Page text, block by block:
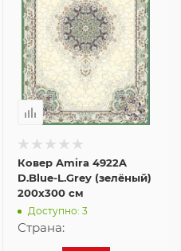
Ковер Amira 4922A
D.Blue-L.Grey (зелёный)
200x300 см
Доступно: 3
Страна: